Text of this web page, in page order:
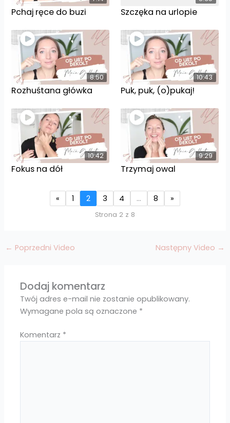
Pchaj ręce do buzi Szczęka na urlopie
8:50
Rozhuśtana główka
10:43
Puk, puk, (o)pukaj!
10:42
Fokus na dół
9:29
Trzymaj owal
« 1 2 3 4 … 8 »
Strona 2 z 8
← Poprzedni Video Następny Video →
Dodaj komentarz
Twój adres e-mail nie zostanie opublikowany.
Wymagane pola są oznaczone *
Komentarz *